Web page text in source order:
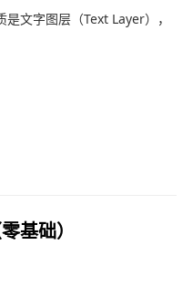
是文字图层（Text Layer），
基础）